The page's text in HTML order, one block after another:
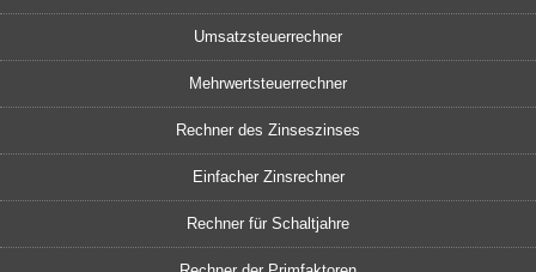
Umsatzsteuerrechner
Mehrwertsteuerrechner
Rechner des Zinseszinses
Einfacher Zinsrechner
Rechner für Schaltjahre